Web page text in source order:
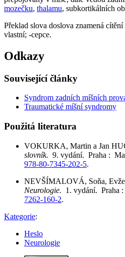
mozečku, thalamu, subkortikálních
Překlad slova doslova znamená
vlastní; -cepce.
Odkazy
Související články
Syndrom zadních míšních
Traumatické míšní syndromy
Použitá literatura
VOKURKA, Martin a Jan
slovník. 9. vydání. Praha :
978-80-7345-202-5.
NEVŠÍMALOVÁ, Soňa,
Neurologie. 1. vydání. Praha
7262-160-2.
Kategorie:
Heslo
Neurologie